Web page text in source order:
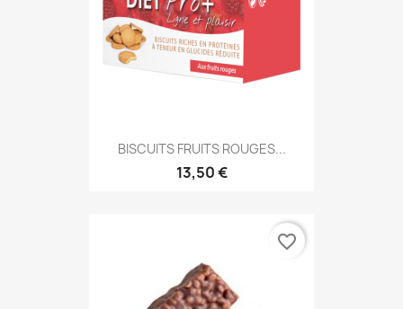
BISCUITS FRUITS ROUGES...
13,50 €
favorite_border